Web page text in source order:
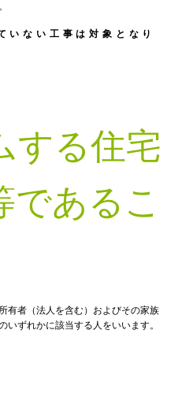
いない工事は対象となり
する住宅
あるこ
有者（法人を含む）およびその家族​
いずれかに該当する人をいいます。